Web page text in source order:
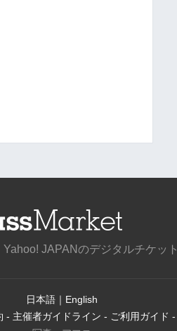
JAPANのデジタルチケット
日本語 ｜ English
- 主催者ガイドライン - ご利用ガイド -